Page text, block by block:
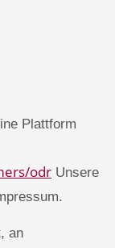
Plattform
odr Unsere
an